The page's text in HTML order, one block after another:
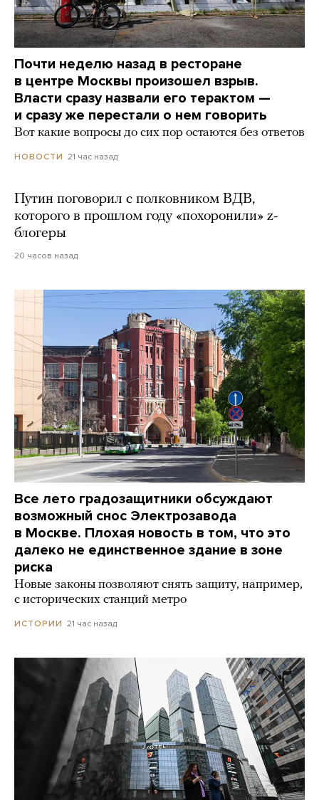
Почти неделю назад в ресторане
в центре Москвы произошел взрыв.
Власти сразу назвали его терактом —
и сразу же перестали о нем говорить
Вот какие вопросы до сих пор остаются без ответов
НОВОСТИ 21 час назад
Путин поговорил с полковником ВДВ,
которого в прошлом году «похоронили» z-
блогеры
20 часов назад
Все лето градозащитники обсуждают
возможный снос Электрозавода
в Москве. Плохая новость в том, что это
далеко не единственное здание в зоне
риска
Новые законы позволяют снять защиту, например,
с исторических станций метро
ИСТОРИИ 21 час назад